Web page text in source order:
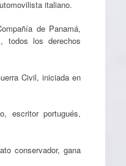
italiano.
de Panamá,
todos los derechos
Civil, iniciada en
escritor portugués,
conservador, gana